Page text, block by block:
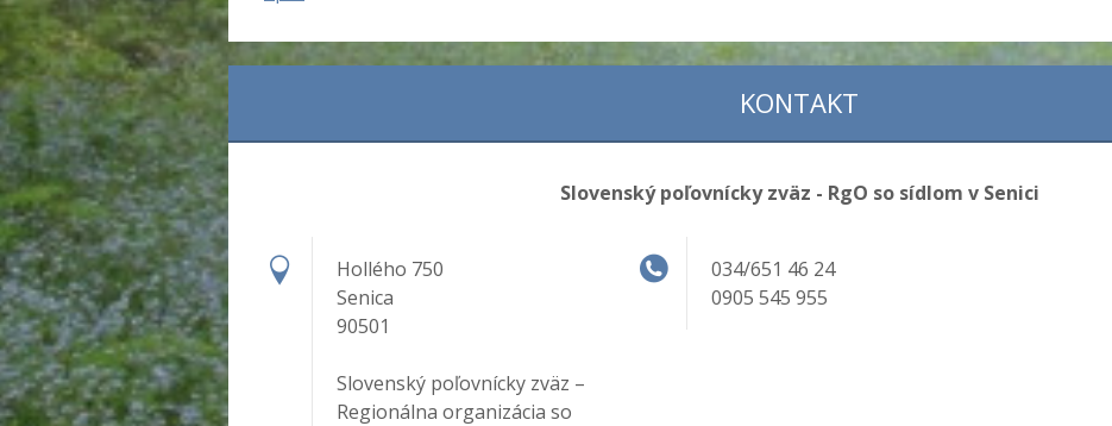
KONTAKT
Slovenský poľovnícky zväz - RgO so sídlom v Senici
Hollého 750
Senica
90501
Slovenský poľovnícky zväz –
Regionálna organizácia so
034/651 46 24
0905 545 955